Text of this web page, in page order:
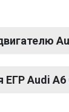
Audi A6